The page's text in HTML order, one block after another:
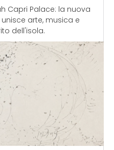
Capri Palace: la nuova
arte, musica e
dell'isola.